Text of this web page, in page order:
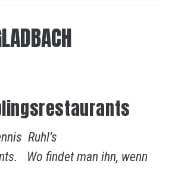
Ruhl’s
Wo findet man ihn, wenn